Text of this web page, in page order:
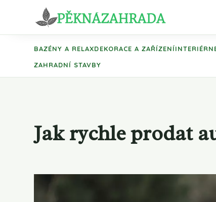
BAZÉNY A RELAXDEKORACE A ZAŘÍZENÍINTERIÉR
ZAHRADNÍ STAVBY
Jak rychle prodat